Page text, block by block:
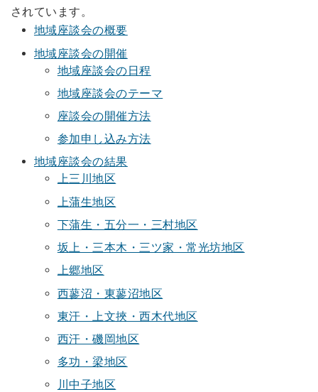
されています。
地域座談会の概要
地域座談会の開催
地域座談会の日程
地域座談会のテーマ
座談会の開催方法
参加申し込み方法
地域座談会の結果
上三川地区
上蒲生地区
下蒲生・五分一・三村地区
坂上・三本木・三ツ家・常光坊地区
上郷地区
西蓼沼・東蓼沼地区
東汗・上文挾・西木代地区
西汗・磯岡地区
多功・梁地区
川中子地区